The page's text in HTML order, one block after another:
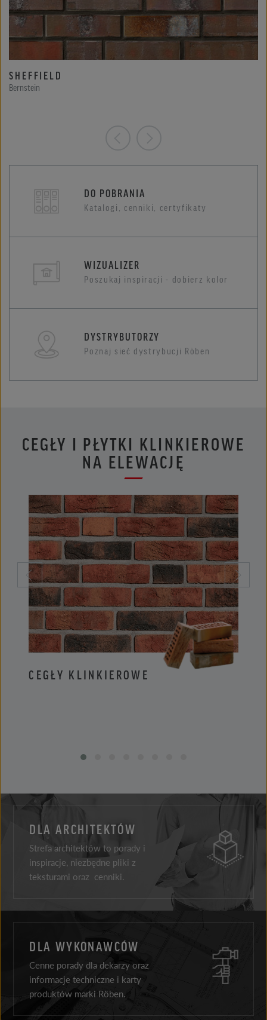
SHEFFIELD
Bernstein
DO POBRANIA
Katalogi, cenniki, certyfikaty
WIZUALIZER
Poszukaj inspiracji - dobierz kolor
DYSTRYBUTORZY
Poznaj sieć dystrybucji Röben
CEGŁY I PŁYTKI KLINKIEROWE
NA ELEWACJĘ
CEGŁY KLINKIEROWE
DLA ARCHITEKTÓW
Strefa architektów to porady i
inspiracje, niezbędne pliki z
teksturami oraz cenniki.
DLA WYKONAWCÓW
Cenne porady dla dekarzy oraz
informacje techniczne i karty
produktów marki Röben.